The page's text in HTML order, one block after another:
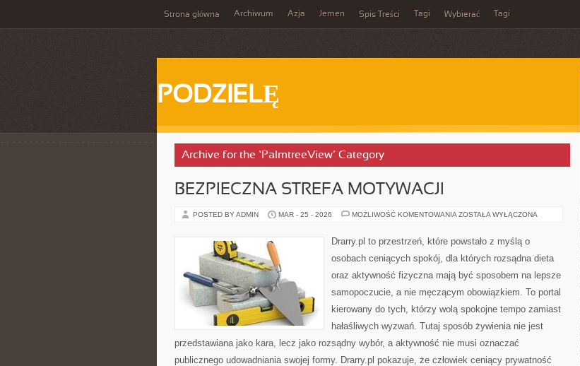
Strona główna Archiwum Azja Jemen Spis Treści Tagi Wybierać Tagi
PODZIELĘ
Archive for the ‘PalmtreeView’ Category
BEZPIECZNA STREFA MOTYWACJI
POSTED BY ADMIN MAR - 25 - 2026 MOŻLIWOŚĆ KOMENTOWANIA BEZPIECZNA
ZOSTAŁA WYŁĄCZONA
Drarry.pl to przestrzeń, które powstało z myślą o
osobach ceniących spokój, dla których rozsądna dieta
oraz aktywność fizyczna mają być sposobem na lepsze
samopoczucie, a nie męczącym obowiązkiem. To portal
kierowany do tych, którzy wolą spokojne tempo zamiast
hałaśliwych wyzwań. Tutaj sposób żywienia nie jest
przedstawiana jako kara, lecz jako rozsądny wybór, a aktywność nie musi oznaczać
publicznego udowadniania swojej formy. Drarry.pl pokazuje, że człowiek ceniący prywatność